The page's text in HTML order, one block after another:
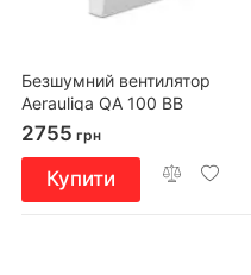
Безшумний вентилятор
Aerauliqa QA 100 BB
2755 грн
Купити